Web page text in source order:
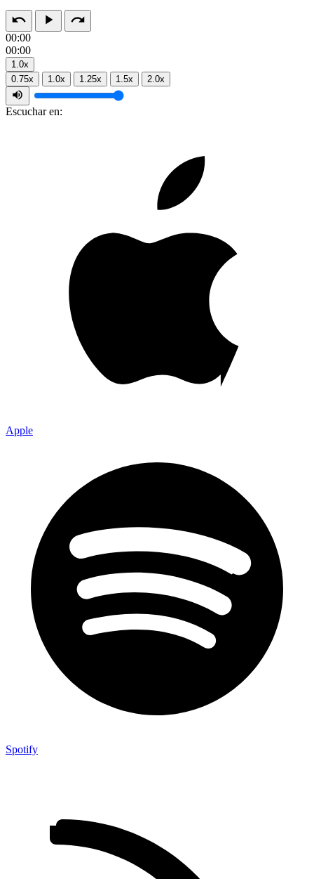
00:00
00:00
1.0x
0.75x
1.0x 1.25x 1.5x 2.0x
Escuchar en:
Apple
Spotify